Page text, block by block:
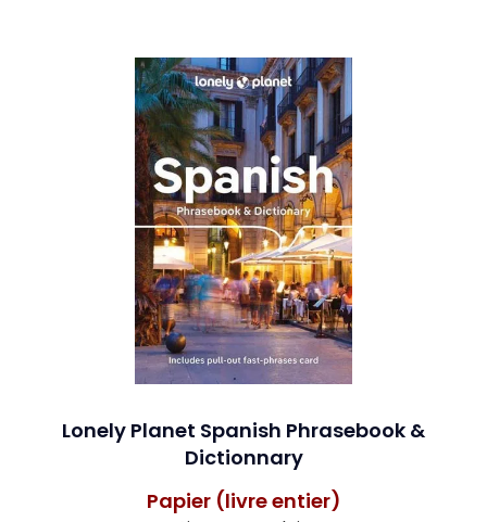
Lonely Planet Spanish Phrasebook &
Dictionnary
Papier (livre entier)